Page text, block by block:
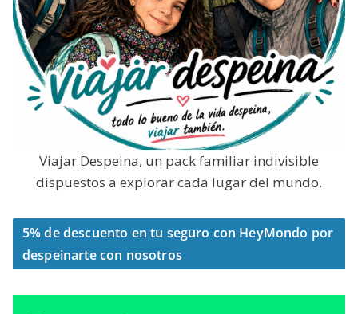
Viajar Despeina, un pack familiar indivisible
dispuestos a explorar cada lugar del mundo.
5% de descuento en tu seguro con HeyMondo por
despeinarte con nosotros